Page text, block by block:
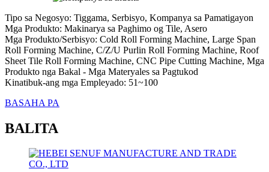
Tipo sa Negosyo: Tiggama, Serbisyo, Kompanya sa Pamatigayon
Mga Produkto: Makinarya sa Paghimo og Tile, Asero
Mga Produkto/Serbisyo: Cold Roll Forming Machine, Large Span
Roll Forming Machine, C/Z/U Purlin Roll Forming Machine, Roof
Sheet Tile Roll Forming Machine, CNC Pipe Cutting Machine, Mga
Produkto nga Bakal - Mga Materyales sa Pagtukod
Kinatibuk-ang mga Empleyado: 51~100
BASAHA PA
BALITA